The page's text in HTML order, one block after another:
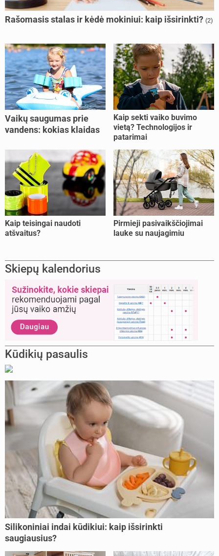
Rašomasis stalas ir kėdė mokiniui: kaip išsirinkti? (2)
Vaikų saugumas prie
vandens: kokias klaidas
Kaip sekti vaiko buvimo
vietą? Technologijos ir
patarimai
Kaip teisingai naudoti
atšvaitus?
Pirmieji pasivaikščiojimai
lauke su naujagimiu
Skiepų kalendorius
Kūdikių pasaulis
Silikoniniai indai kūdikiui: kaip išsirinkti
saugiausius?